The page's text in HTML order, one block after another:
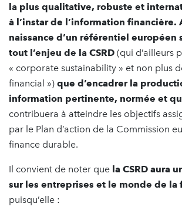
la plus qualitative, robuste et
à l’instar de l’information financière.
naissance d’un référentiel européen
tout l’enjeu de la CSRD (qui d’ailleurs
« corporate sustainability » et non plus
financial ») que d’encadrer la
information pertinente, normée et
contribuera à atteindre les objectifs
par le Plan d’action de la Commission
finance durable.
Il convient de noter que la CSRD aura
sur les entreprises et le monde de la
puisqu’elle :